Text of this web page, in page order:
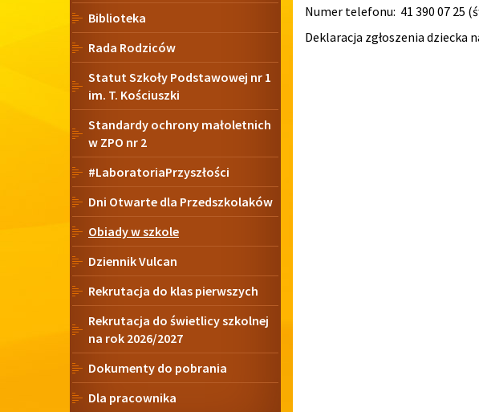
Numer telefonu: 41 390 07 25
Deklaracja zgłoszenia dziecka
Biblioteka
Rada Rodziców
Statut Szkoły Podstawowej nr 1
im. T. Kościuszki
Standardy ochrony małoletnich
w ZPO nr 2
#LaboratoriaPrzyszłości
Dni Otwarte dla Przedszkolaków
Obiady w szkole
Dziennik Vulcan
Rekrutacja do klas pierwszych
Rekrutacja do świetlicy szkolnej
na rok 2026/2027
Dokumenty do pobrania
Dla pracownika